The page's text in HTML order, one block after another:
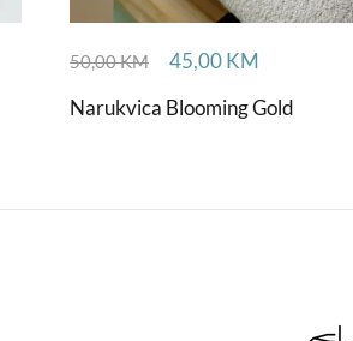
50,00KM 45,00KM
Narukvica Blooming Gold